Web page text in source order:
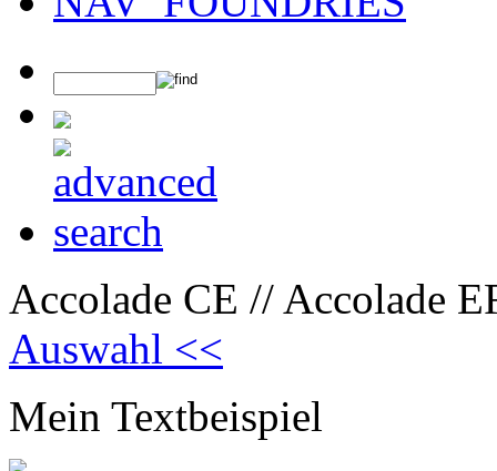
Accolade CE // Accolade
Auswahl <<
Mein Textbeispiel